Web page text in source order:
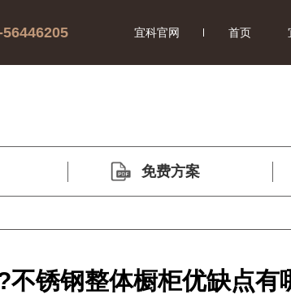
56446205 宜科官网 首页
免费方案
不锈钢整体橱柜优缺点有